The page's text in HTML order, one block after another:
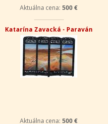
Aktuálna cena: 500 €
Katarína Zavacká - Paraván
Aktuálna cena: 500 €